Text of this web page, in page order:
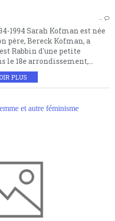
…
1994 Sarah Kofman est née
père, Bereck Kofman, a
Rabbin d'une petite
le 18e arrondissement,...
PLUS
et autre féminisme